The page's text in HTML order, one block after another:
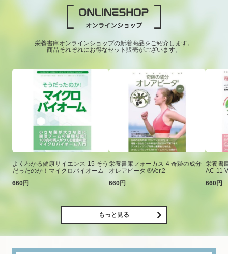
栄養書庫オンラインショップの新着商品をご紹介します。
商品それぞれにお得なセット販売がございます。
よくわかる健康サイエンス-15 そう
だったのか！マイクロバイオーム
660円
栄養書庫フォーカス-4 奇跡の成分
オレアビータ ®Ver.2
660円
栄養書
AC-11
660円
もっと見る